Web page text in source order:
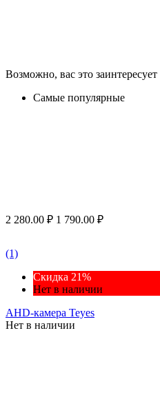
Возможно, вас это заинтересует
Самые популярные
2 280.00 ₽ 1 790.00 ₽
(1)
Скидка 21%
Нет в наличии
AHD-камера Teyes
Нет в наличии